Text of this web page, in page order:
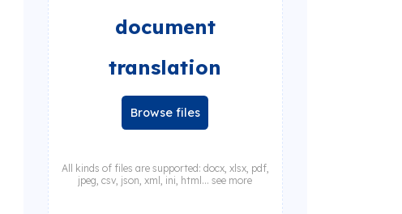
document
translation
Browse files
All kinds of files are supported: docx, xlsx, pdf,
jpeg, csv, json, xml, ini, html... see more